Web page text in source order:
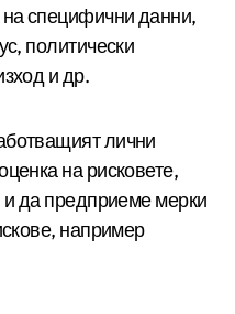
специфични данни,
политически
и др.
лични
на рисковете,
и да предприеме мерки
например